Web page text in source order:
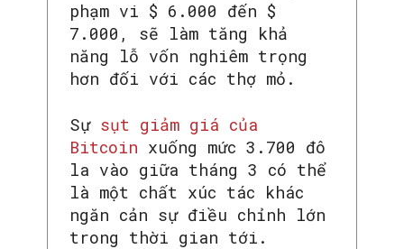
phạm vi $ 6.000 đến $
7.000, sẽ làm tăng khả
năng lỗ vốn nghiêm trọng
hơn đối với các thợ mỏ.
Sự sụt giảm giá của
Bitcoin xuống mức 3.700 đô
la vào giữa tháng 3 có thể
là một chất xúc tác khác
ngăn cản sự điều chỉnh lớn
trong thời gian tới.